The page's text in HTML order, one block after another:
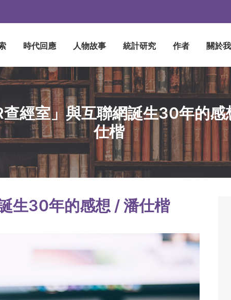
時代回應 人物故事 統計研究 作者 關於
查經室」與互聯網誕生30年的感
仕楷
生30年的感想 / 潘仕楷